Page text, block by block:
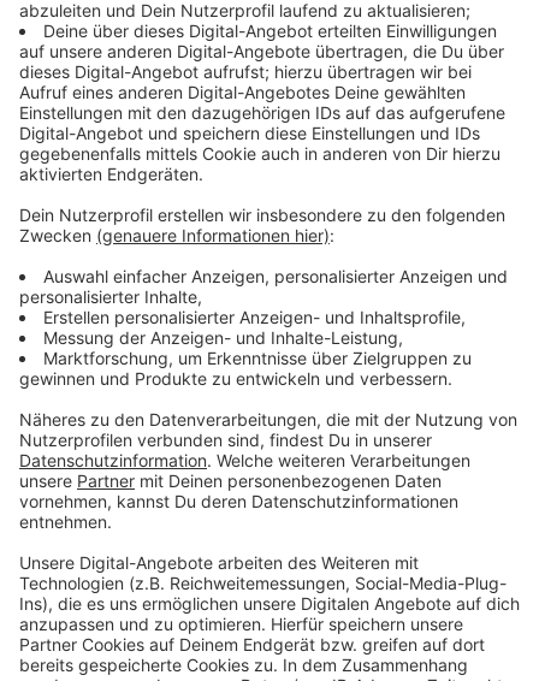
Standardantworten, keine Promotionaussagen -
sondern ganz persönliche Geschichten - das ist „Fünf
für"!
Anzeige
Wir benötigen Ihre
Zustimmung, um den YouTube
Video-Service zu laden!
Wir verwenden einen Service eines
Drittanbieters, um Videoinhalte
Daten zu Ihren Aktivitäten
sammeln. Bitte lesen Sie die
Details durch und stimmen Sie der
Nutzung des Service zu, um dieses
Mehr Informationen
Akzeptieren
Fünf für Culcha Candela
Anzeige